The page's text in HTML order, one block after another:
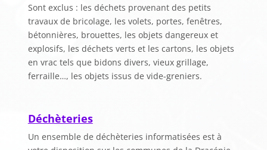
Sont exclus : les déchets provenant des petits
travaux de bricolage, les volets, portes, fenêtres,
bétonnières, brouettes, les objets dangereux et
explosifs, les déchets verts et les cartons, les objets
en vrac tels que bidons divers, vieux grillage,
ferraille…, les objets issus de vide-greniers.
Déchèteries
Un ensemble de déchèteries informatisées est à